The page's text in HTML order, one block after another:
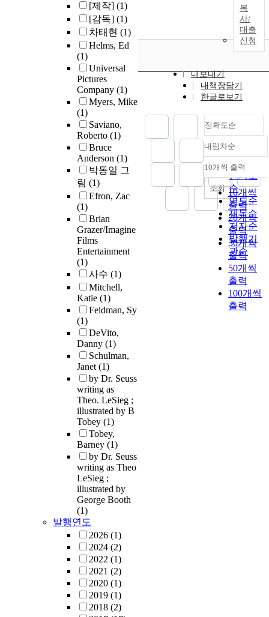
[제작] (1)
[감독] (1)
차태현 (1)
Helms, Ed
(1)
Universal
Pictures
Company (1)
Myers, Mike
(1)
Saviano,
Roberto (1)
Bruce
Anderson (1)
박동일 그
림 (1)
Efron, Zac
(1)
Brian
Grazer/Imagine
Films
Entertainment
(1)
사수 (1)
Mitchell,
Katie (1)
Feldman, Sy
(1)
DeVito,
Danny (1)
Schulman,
Janet(1)
by Dr. Seuss
writing as
Theo. LeSieg ;
illustrated by B
Tobey (1)
Tobey,
Barney (1)
by Dr. Seuss
writing as Theo
LeSieg ;
illustrated by
George Booth
(1)
발행연도
2026 (1)
2024 (2)
2022 (1)
2021 (2)
2020 (1)
2019 (1)
2018 (2)
복
사/
대출
신청
내보내기
내책장담기
한글로보기
정확도순
정확도
순
인기도
순
연도순
제목순
저자순
발행기
관순
내림차순
내림차순
10개씩 출력
10개씩
출력
20개씩
출력
30개씩
출력
50개씩
출력
100개씩
출력
조회